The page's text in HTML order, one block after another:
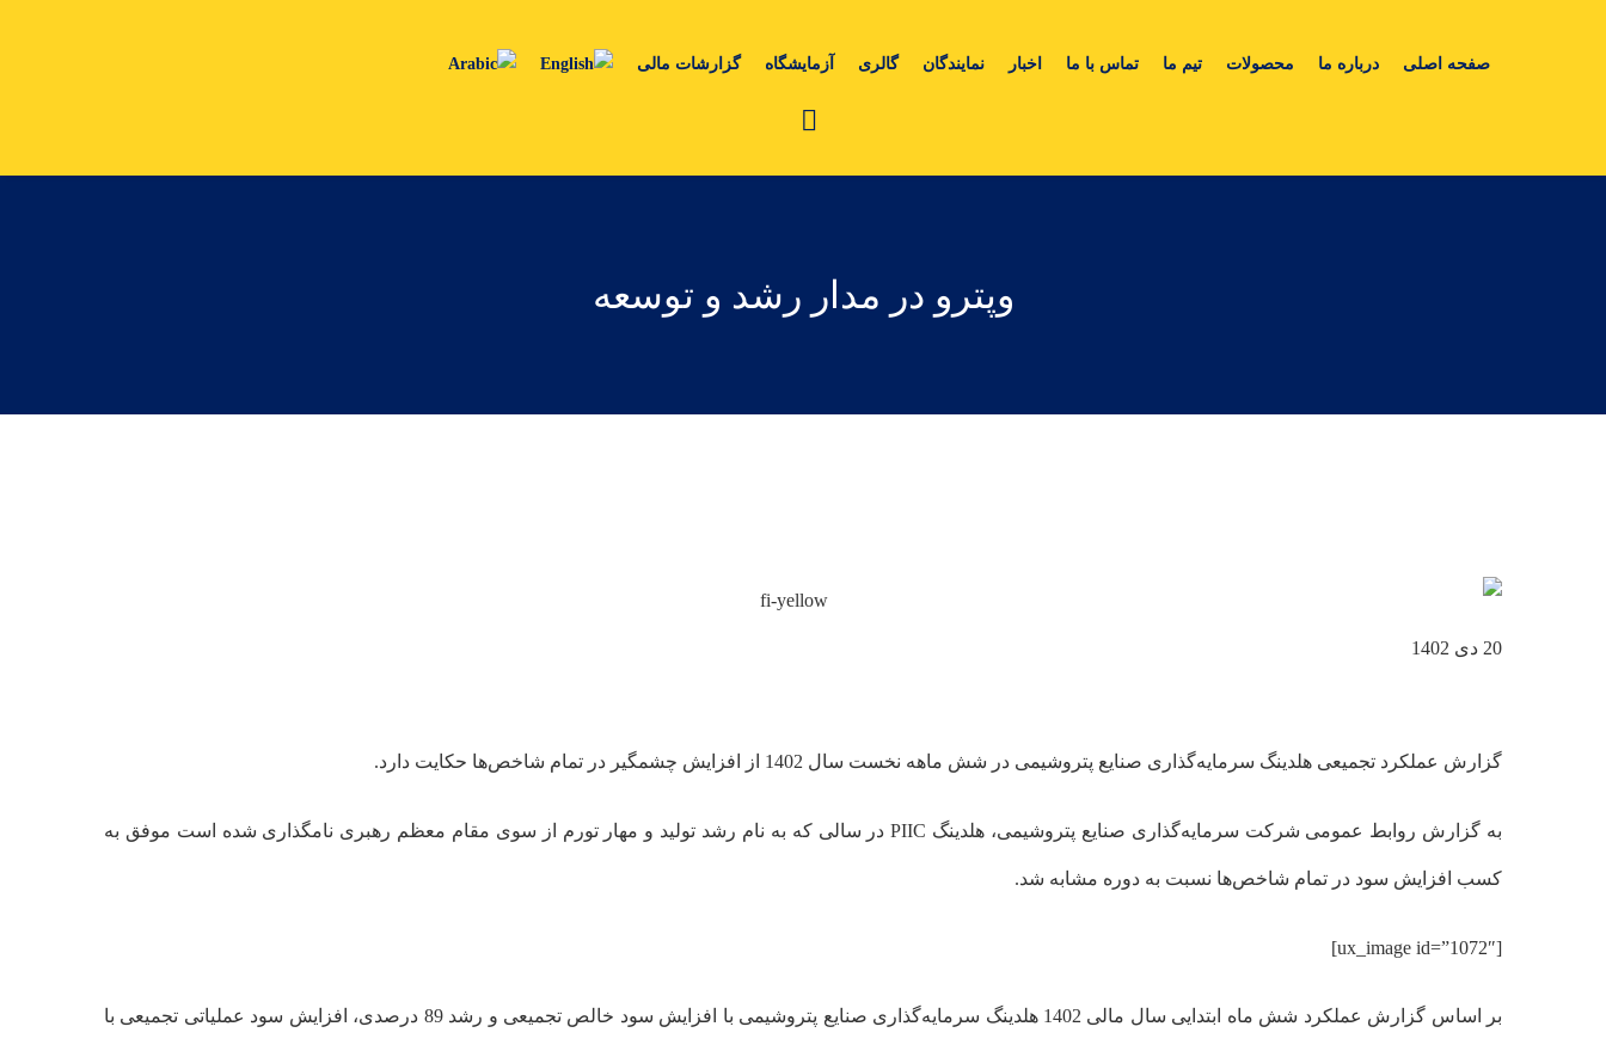
صفحه اصلی درباره ما محصولات تیم ما تماس با ما اخبار نمایندگان گالری آزمایشگاه گزارشات مالی
وپترو در مدار رشد و توسعه
20 دی 1402
گزارش عملکرد تجمیعی هلدینگ سرمایه‌گذاری صنایع پتروشیمی در شش ماهه نخست سال 1402 از افزایش چشمگیر در تمام شاخص‌ها حکایت دارد.
به گزارش روابط عمومی شرکت سرمایه‌گذاری صنایع پتروشیمی، هلدینگ PIIC در سالی که به نام رشد تولید و مهار تورم از سوی مقام معظم رهبری نامگذاری شده است موفق به
کسب افزایش سود در تمام شاخص‌ها نسبت به دوره مشابه شد.
[ux_image id=”1072″]
بر اساس گزارش عملکرد شش ماه ابتدایی سال مالی 1402 هلدینگ سرمایه‌گذاری صنایع پتروشیمی با افزایش سود خالص تجمیعی و رشد 89 درصدی، افزایش سود عملیاتی تجمیعی با